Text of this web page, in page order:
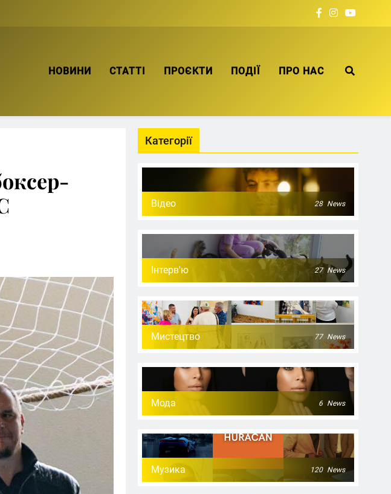
НОВИНИ СТАТТІ ПРОЄКТИ ПОДІЇ ПРО НАС
Категорії
Відео 28 News
Інтерв'ю 27 News
Мистецтво 77 News
Мода 6 News
Музика 120 News